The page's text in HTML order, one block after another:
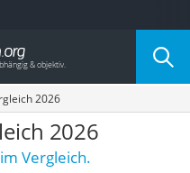
2026
2026
Vergleich.